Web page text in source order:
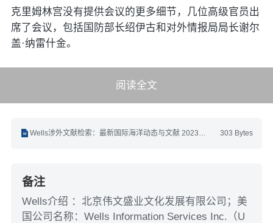
克里姆林宫没有提供会议的更多细节，几位高级官员出
席了会议，包括国防部长绍伊古和对外情报局局长谢尔
盖·纳雷什金。
阅读全文
303 Bytes
Wells涉外文献检索：最新国际海洋动态与文献 2023年1月第2期(1.16-1.31).docx
备注
Wells介绍 ：北京伟文盛业文化发展有限公司；美
国公司名称：Wells Information Services Inc.（U